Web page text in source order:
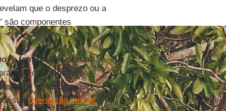
que o desprezo ou a
são componentes
, ofeminicídio sexual
e ofeminicídio
oulésbicae é
suaorientação sexual.